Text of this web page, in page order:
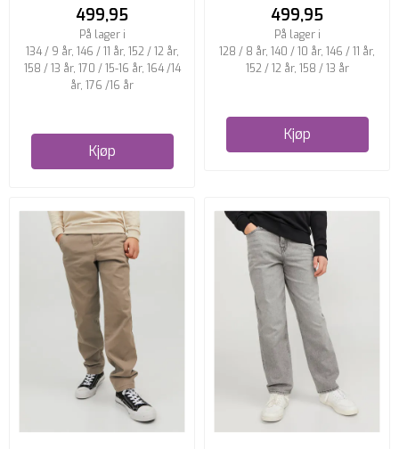
499,95
På lager i
134 / 9 år, 146 / 11 år, 152 / 12 år,
158 / 13 år, 170 / 15-16 år, 164 /14
år, 176 /16 år
Kjøp
499,95
På lager i
128 / 8 år, 140 / 10 år, 146 / 11 år,
152 / 12 år, 158 / 13 år
Kjøp